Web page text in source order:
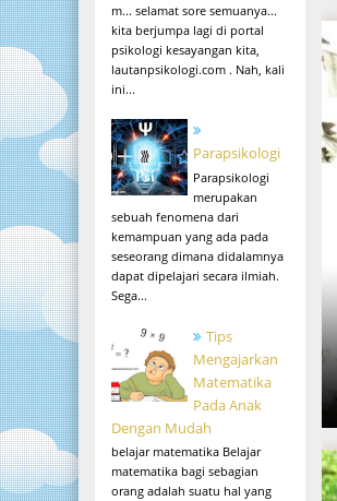
m... selamat sore semuanya...
kita berjumpa lagi di portal
psikologi kesayangan kita,
lautanpsikologi.com . Nah, kali
ini...
Parapsikologi
Parapsikologi
merupakan
sebuah fenomena dari
kemampuan yang ada pada
seseorang dimana didalamnya
dapat dipelajari secara ilmiah.
Sega...
Tips
Mengajarkan
Matematika
Pada Anak
Dengan Mudah
belajar matematika Belajar
matematika bagi sebagian
orang adalah suatu hal yang